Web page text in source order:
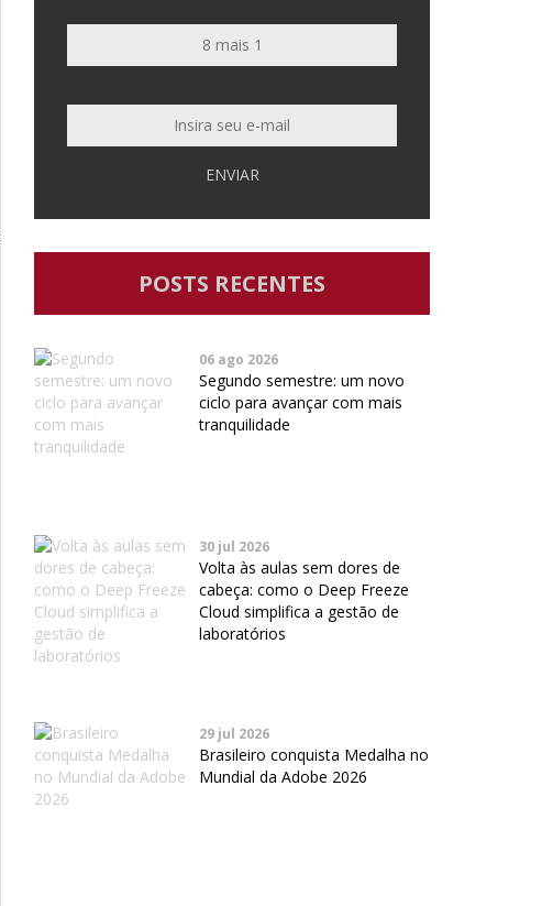
ENVIAR
POSTS RECENTES
06 ago 2026
Segundo semestre: um novo
ciclo para avançar com mais
tranquilidade
30 jul 2026
Volta às aulas sem dores de
cabeça: como o Deep Freeze
Cloud simplifica a gestão de
laboratórios
29 jul 2026
Brasileiro conquista Medalha no
Mundial da Adobe 2026